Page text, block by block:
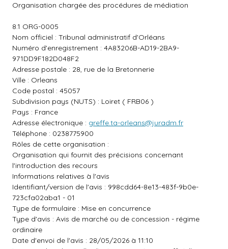
Organisation chargée des procédures de médiation
8.1 ORG-0005
Nom officiel : Tribunal administratif d'Orléans
Numéro d'enregistrement : 4A83206B-AD19-2BA9-
971DD9F182D048F2
Adresse postale : 28, rue de la Bretonnerie
Ville : Orleans
Code postal : 45057
Subdivision pays (NUTS) : Loiret ( FRB06 )
Pays : France
Adresse électronique : greffe.ta-orleans@juradm.fr
Téléphone : 0238775900
Rôles de cette organisation :
Organisation qui fournit des précisions concernant
l'introduction des recours
Informations relatives à l'avis
Identifiant/version de l'avis : 998cdd64-8e13-483f-9b0e-
723cfa02aba1 - 01
Type de formulaire : Mise en concurrence
Type d'avis : Avis de marché ou de concession - régime
ordinaire
Date d'envoi de l'avis : 28/05/2026 à 11:10